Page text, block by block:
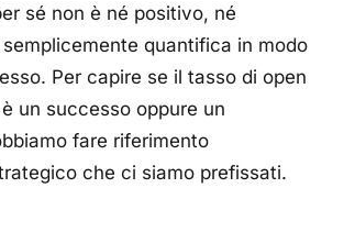
sé non è né positivo, né
quantifica in modo
Per capire se il tasso di open
un successo oppure un
fare riferimento
che ci siamo prefissati.